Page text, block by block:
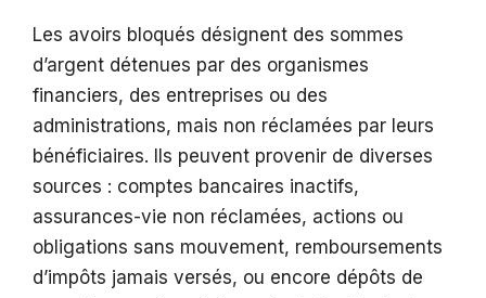
Les avoirs bloqués désignent des sommes
d’argent détenues par des organismes
financiers, des entreprises ou des
administrations, mais non réclamées par leurs
bénéficiaires. Ils peuvent provenir de diverses
sources : comptes bancaires inactifs,
assurances-vie non réclamées, actions ou
obligations sans mouvement, remboursements
d’impôts jamais versés, ou encore dépôts de